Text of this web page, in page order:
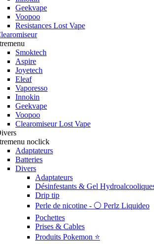
Geekvape
Voopoo
Resistances Lost Vape
Smoktech
Aspire
Joyetech
Eleaf
Vaporesso
Innokin
Geekvape
Voopoo
Clearomiseur Lost Vape
noclick
Adaptateurs
Batteries
Divers
Adaptateurs
Désinfestants & Gel
Drip tip
Perle de nicotine - ⚪️ Perlz Liquideo
Pochettes
Prises & Cables
Produits Pokemon ⭐️